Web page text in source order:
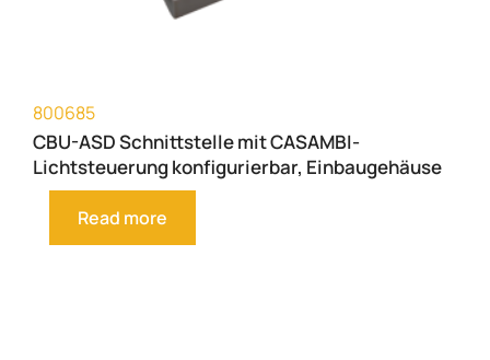
800685
CBU-ASD Schnittstelle mit CASAMBI-
Lichtsteuerung konfigurierbar, Einbaugehäuse
Read more